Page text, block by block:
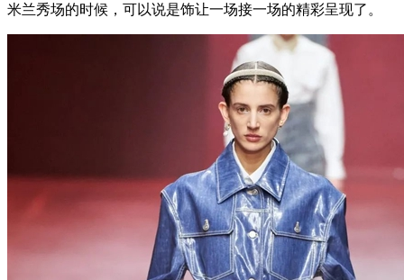
米兰秀场的时候，可以说是饰让一场接一场的精彩呈现了。